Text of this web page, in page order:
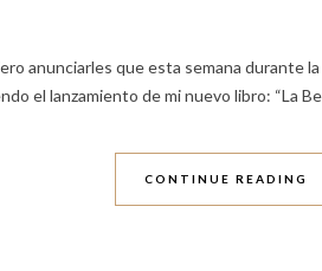
anunciarles que esta semana durante
el lanzamiento de mi nuevo libro: “La
CONTINUE READING